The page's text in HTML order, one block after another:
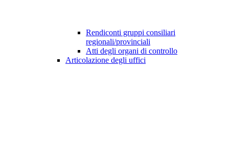
Rendiconti gruppi consiliari
regionali/provinciali
Atti degli organi di controllo
Articolazione degli uffici